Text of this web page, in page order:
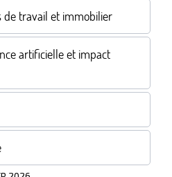
de travail et immobilier
artificielle et impact